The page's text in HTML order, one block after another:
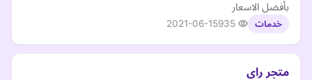
بأفضل الاسعار
خدمات 2021-06-15
متجر راي